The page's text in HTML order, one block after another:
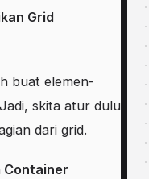
Grid
buat elemen-
skita atur dulu
dari grid.
Container